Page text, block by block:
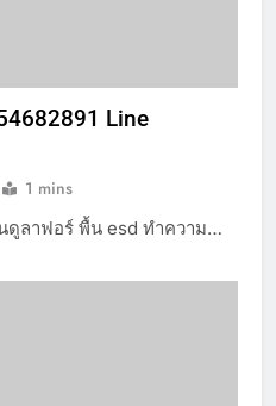
Line
1 mins
ดูลาฟอร์ พื้น esd ทำความ…